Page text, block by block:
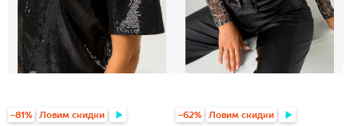
-81% Ловим скидки -62% Ловим скидки